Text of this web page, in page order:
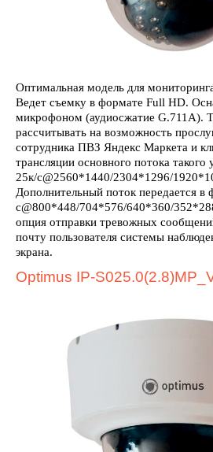
Оптимальная модель для
Ведет съемку в формате Full HD.
микрофоном (аудиосжатие G.711A).
рассчитывать на возможность
сотрудника ПВЗ Яндекс Маркета и
трансляции основного потока такого
25к/с@2560*1440/2304*1296/
Дополнительный поток передается в
с@800*448/704*576/640*360/
опция отправки тревожных
почту пользователя системы
экрана.
Optimus IP-